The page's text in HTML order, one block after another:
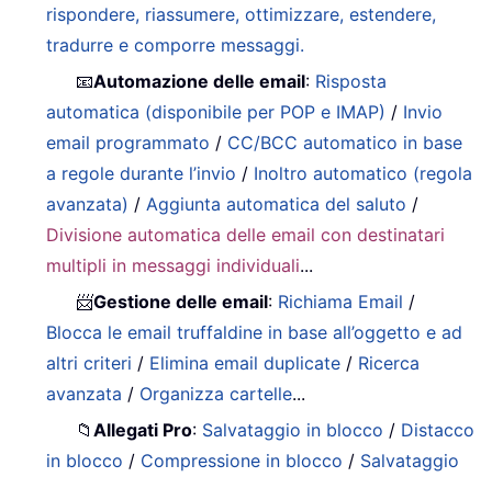
rispondere, riassumere, ottimizzare, estendere,
tradurre e comporre messaggi.
📧Automazione delle email: Risposta
automatica (disponibile per POP e IMAP) / Invio
email programmato / CC/BCC automatico in base
a regole durante l’invio / Inoltro automatico (regola
avanzata) /Aggiunta automatica del saluto /
Divisione automatica delle email con destinatari
multipli in messaggi individuali...
📨Gestione delle email: Richiama Email /
Blocca le email truffaldine in base all’oggetto e ad
altri criteri / Elimina email duplicate / Ricerca
avanzata / Organizza cartelle...
📁Allegati Pro: Salvataggio in blocco / Distacco
in blocco / Compressione in blocco / Salvataggio